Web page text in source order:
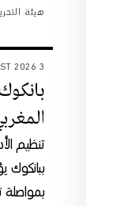
هيئة
3 AUGUST 2026
تنظيم
ببانكوك
بمواصلة